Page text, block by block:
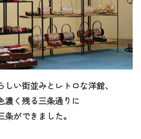
い街並みとレトロな洋館、
濃く残る三条通りに
ができました。